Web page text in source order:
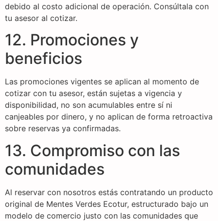
debido al costo adicional de operación. Consúltala con
tu asesor al cotizar.
12. Promociones y
beneficios
Las promociones vigentes se aplican al momento de
cotizar con tu asesor, están sujetas a vigencia y
disponibilidad, no son acumulables entre sí ni
canjeables por dinero, y no aplican de forma retroactiva
sobre reservas ya confirmadas.
13. Compromiso con las
comunidades
Al reservar con nosotros estás contratando un producto
original de Mentes Verdes Ecotur, estructurado bajo un
modelo de comercio justo con las comunidades que